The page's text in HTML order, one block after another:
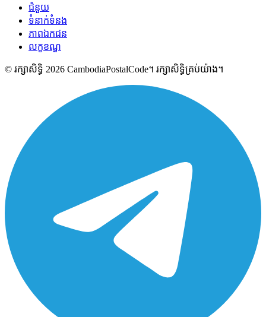
ជំនួយ
ទំនាក់ទំនង
ភាពឯកជន
លក្ខខណ្ឌ
© រក្សាសិទ្ធិ 2026 CambodiaPostalCode។ រក្សាសិទ្ធិគ្រប់យ៉ាង។